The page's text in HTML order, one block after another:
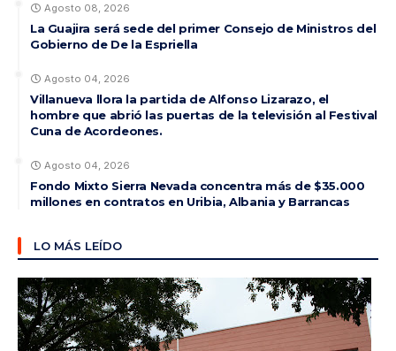
Agosto 08, 2026
La Guajira será sede del primer Consejo de Ministros del
Gobierno de De la Espriella
Agosto 04, 2026
Villanueva llora la partida de Alfonso Lizarazo, el
hombre que abrió las puertas de la televisión al Festival
Cuna de Acordeones.
Agosto 04, 2026
Fondo Mixto Sierra Nevada concentra más de $35.000
millones en contratos en Uribia, Albania y Barrancas
LO MÁS LEÍDO